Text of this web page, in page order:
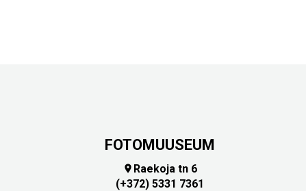
FOTOMUUSEUM
 Raekoja tn 6
(+372) 5331 7361